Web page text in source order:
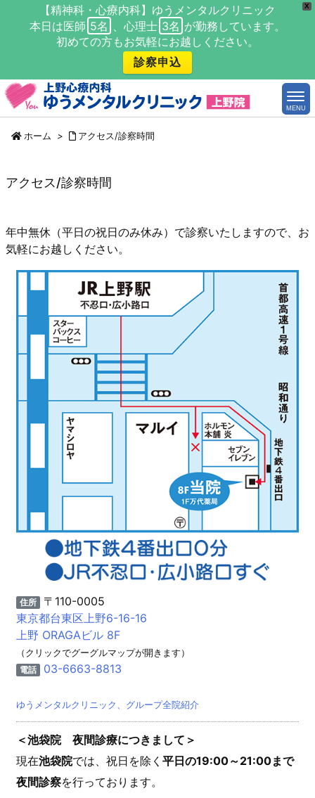
X
【精神科・心療内科】ゆうメンタルクリニック
本日は医師 5名 、心理士 3名 が勤務しています。
初めての方もお気軽にお越しください。
診察申込
MENU
ホーム > アクセス/診察時間
アクセス/診察時間
年中無休（平日の祝日のみ休み）で診察いたしますので、お
気軽にお越しください。
住所
〒110-0005
東京都台東区上野6-16-16
上野 ORAGAビル 8F
（クリックでグーグルマップが開きます）
電話
03-6663-8813
ゆうメンタルクリニック、グループ全院紹介
＜池袋院 夜間診療につきまして＞
現在池袋院では、祝日を除く 平日の19:00～21:00まで
夜間診察を行っております。